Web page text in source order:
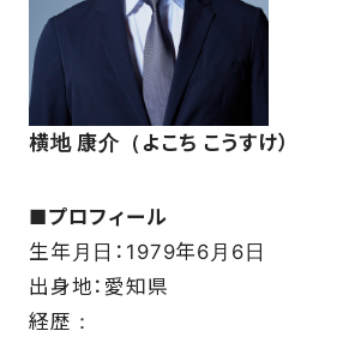
SHOP
CONTACT
お問い合わせ
CSRのご依頼
横地 康介（よこち こうすけ）
■プロフィール
生年月日：1979年6月6日
出身地：愛知県
経歴：